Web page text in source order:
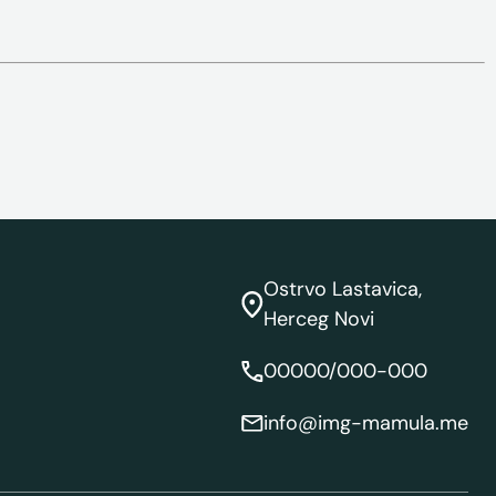
Ostrvo Lastavica,
Herceg Novi
00000/000-000
info@img-mamula.me